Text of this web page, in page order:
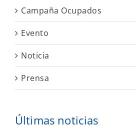
Campaña Ocupados
Evento
Noticia
Prensa
Últimas noticias